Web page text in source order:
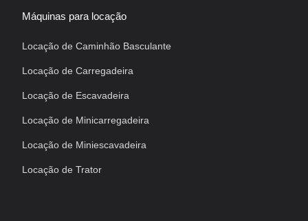
Máquinas para locação
Locação de Caminhão Basculante
Locação de Carregadeira
Locação de Escavadeira
Locação de Minicarregadeira
Locação de Miniescavadeira
Locação de Trator